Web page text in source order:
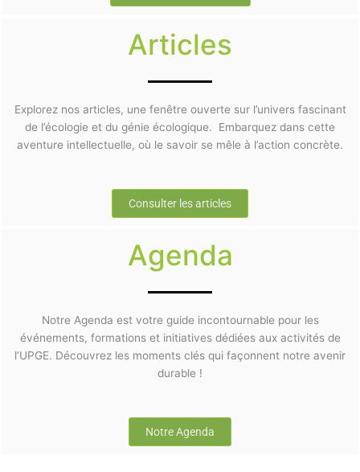
Articles
Explorez nos articles, une fenêtre ouverte sur l’univers fascinant
de l’écologie et du génie écologique. Embarquez dans cette
aventure intellectuelle, où le savoir se mêle à l’action concrète.
Consulter les articles
Agenda
Notre Agenda est votre guide incontournable pour les
événements, formations et initiatives dédiées aux activités de
l’UPGE. Découvrez les moments clés qui façonnent notre avenir
durable !
Notre Agenda